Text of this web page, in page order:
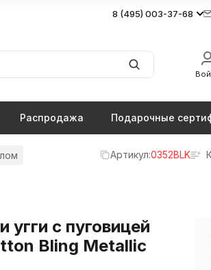
8 (495) 003-37-68
Распродажа Подарочные
Артикул:0352BLK
с пуговицей
Bling Metallic